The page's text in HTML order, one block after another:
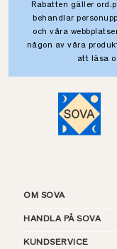
Rabatten gäller
behandlar
och våra
någon av våra
att läsa
OM SOVA
HANDLA PÅ SOVA
KUNDSERVICE